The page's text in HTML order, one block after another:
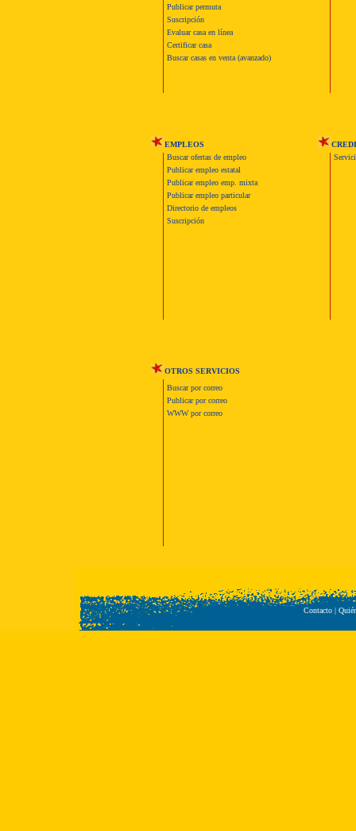
Publicar permuta
Suscripción
Evaluar casa en línea
Certificar casa
Buscar casas en venta (avanzado)
EMPLEOS
Buscar ofertas de empleo
Publicar empleo estatal
Publicar empleo emp. mixta
Publicar empleo particular
Directorio de empleos
Suscripción
OTROS SERVICIOS
Buscar por correo
Publicar por correo
WWW por correo
Contacto|